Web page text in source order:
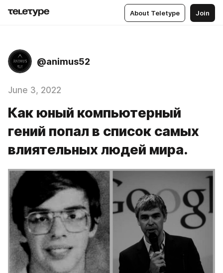
About Teletype Join
@animus52
June 3, 2022
Как юный компьютерный
гений попал в список самых
влиятельных людей мира.